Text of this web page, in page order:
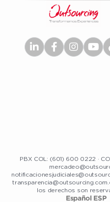
PBX COL: (601) 600 0222 ·
los derechos son
Español ESP